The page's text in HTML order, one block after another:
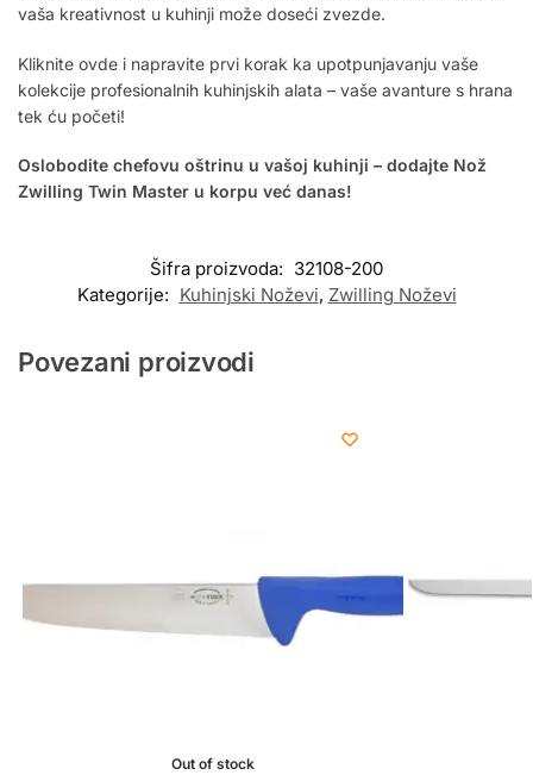
vaša kreativnost u kuhinji može doseći zvezde.
Kliknite ovde i napravite prvi korak ka upotpunjavanju vaše
kolekcije profesionalnih kuhinjskih alata – vaše avanture s hrana
tek ću početi!
Oslobodite chefovu oštrinu u vašoj kuhinji – dodajte Nož
Zwilling Twin Master u korpu već danas!
Šifra proizvoda: 32108-200
Kategorije: Kuhinjski Noževi, Zwilling Noževi
Povezani proizvodi
Out of stock